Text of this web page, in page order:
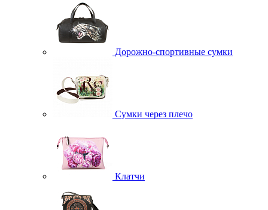
Дорожно-спортивные сумки
Сумки через плечо
Клатчи